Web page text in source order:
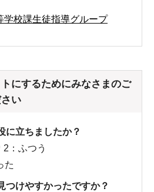
学校課生徒指導グループ
にするためにみなさまのご
い
に立ちましたか？
2：ふつう
た
つけやすかったですか？